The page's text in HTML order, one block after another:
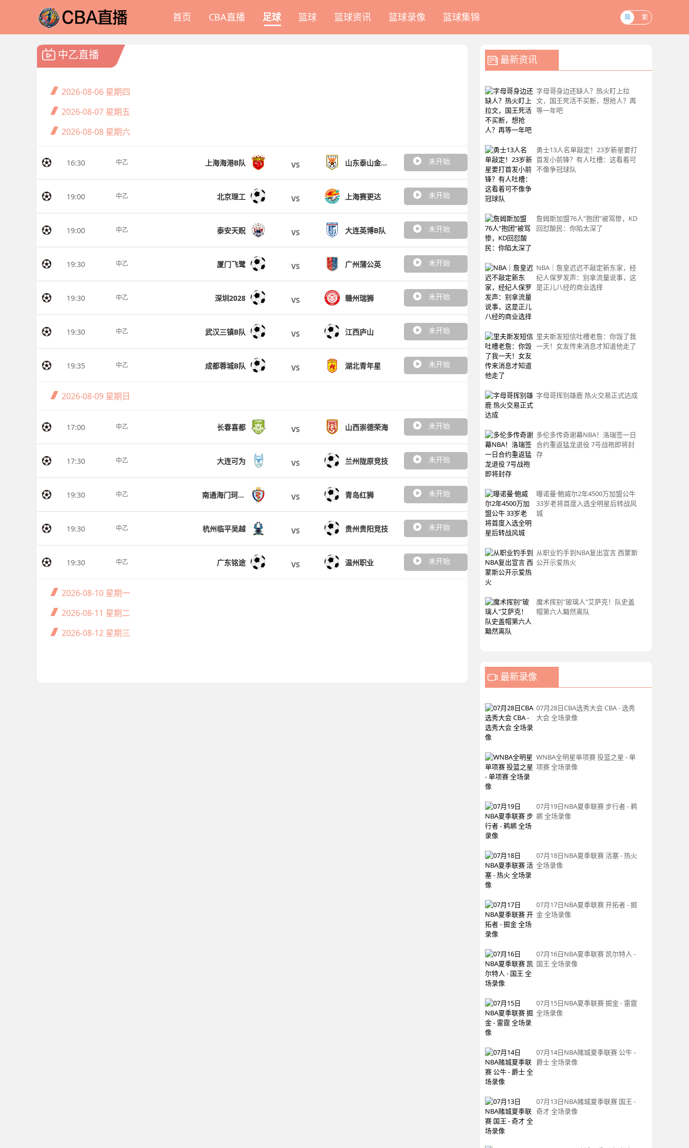
首页 CBA直播 足球 篮球 篮球资讯 篮球录像 篮球集锦 简 繁
中乙直播
2026-08-06 星期四
2026-08-07 星期五
2026-08-08 星期六
16:30 中乙 上海海港B队 VS 山东泰山金钢山队 未开始
19:00 中乙 北京理工 VS 上海赛更达 未开始
19:00 中乙 泰安天贶 VS 大连英博B队 未开始
19:30 中乙 厦门飞鹭 VS 广州蒲公英 未开始
19:30 中乙 深圳2028 VS 赣州瑞狮 未开始
19:30 中乙 武汉三镇B队 VS 江西庐山 未开始
19:35 中乙 成都蓉城B队 VS 湖北青年星 未开始
2026-08-09 星期日
17:00 中乙 长春喜都 VS 山西崇德荣海 未开始
17:30 中乙 大连可为 VS 兰州陇原竞技 未开始
19:30 中乙 南通海门珂缔缘 VS 青岛红狮 未开始
19:30 中乙 杭州临平吴越 VS 贵州贵阳竞技 未开始
19:30 中乙 广东铭途 VS 温州职业 未开始
2026-08-10 星期一
2026-08-11 星期二
2026-08-12 星期三
最新资讯
字母哥身边还缺人？热火盯上拉
文，国王死活不买断，想抢人？再
等一年吧
勇士13人名单敲定！23岁新星要打
首发小前锋？有人吐槽：这看着可
不像争冠球队
詹姆斯加盟76人“抱团”被骂惨，KD
回怼酸民：你陷太深了
NBA｜詹皇迟迟不敲定新东家，经
纪人保罗发声：别拿流量说事，这
是正儿八经的商业选择
里夫斯发短信吐槽老詹：你毁了我
一天！女友传来消息才知道他走了
字母哥挥别雄鹿 热火交易正式达成
多伦多传奇谢幕NBA！洛瑞签一日
合约重返猛龙退役 7号战袍即将封
存
曝诺曼·鲍威尔2年4500万加盟公牛
33岁老将首度入选全明星后转战风
城
从职业钓手到NBA复出宣言 西蒙斯
公开示爱热火
魔术挥别"玻璃人"艾萨克！队史盖
帽第六人黯然离队
最新录像
07月28日CBA选秀大会 CBA - 选秀
大会 全场录像
WNBA全明星单项赛 投篮之星 - 单
项赛 全场录像
07月19日NBA夏季联赛 步行者 - 鹈
鹕 全场录像
07月18日NBA夏季联赛 活塞 - 热火
全场录像
07月17日NBA夏季联赛 开拓者 - 掘
金 全场录像
07月16日NBA夏季联赛 凯尔特人 -
国王 全场录像
07月15日NBA夏季联赛 掘金 - 雷霆
全场录像
07月14日NBA赌城夏季联赛 公牛 -
爵士 全场录像
07月13日NBA赌城夏季联赛 国王 -
奇才 全场录像